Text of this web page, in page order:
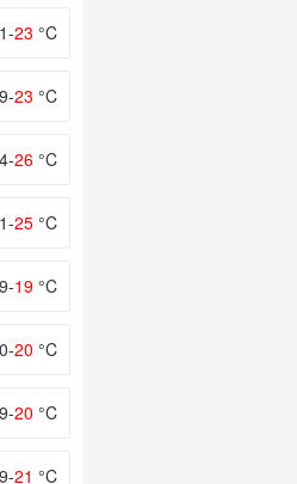
23 °C
9-23 °C
26 °C
25 °C
9-19 °C
20 °C
9-20 °C
9-21 °C